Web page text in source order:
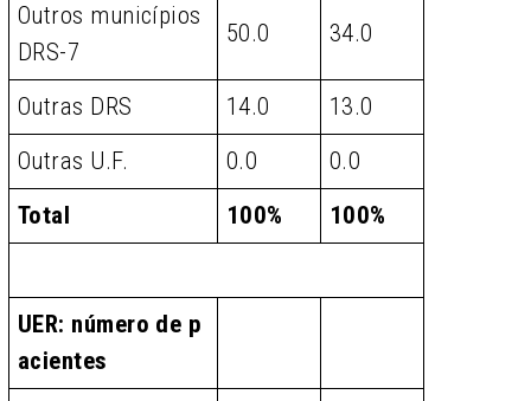
Outros municípios
DRS-7
50.0 34.0
Outras DRS 14.0
13.0
Outras U.F.
0.0
0.0
Total
100% 100%
UER: número de p
acientes